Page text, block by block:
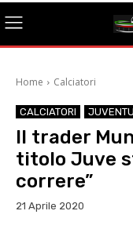
Home Calciatori
CALCIATORI
Il trader
titolo Juve
correre”
21 Aprile 2020